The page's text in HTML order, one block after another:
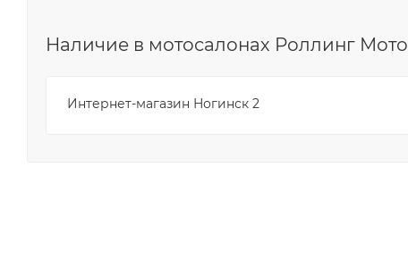
Наличие в мотосалонах Роллинг Мото
Интернет-магазин Ногинск 2